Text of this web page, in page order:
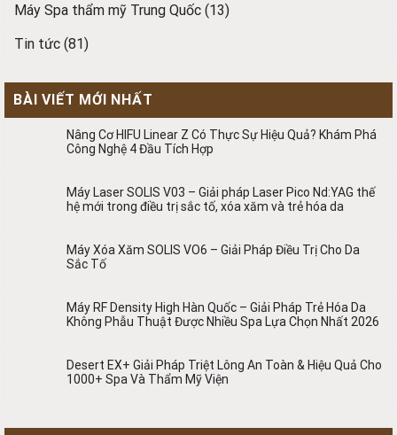
Máy Spa thẩm mỹ Trung Quốc (13)
Tin tức (81)
BÀI VIẾT MỚI NHẤT
Nâng Cơ HIFU Linear Z Có Thực Sự Hiệu Quả? Khám Phá
Công Nghệ 4 Đầu Tích Hợp
Máy Laser SOLIS V03 – Giải pháp Laser Pico Nd:YAG thế
hệ mới trong điều trị sắc tố, xóa xăm và trẻ hóa da
Máy Xóa Xăm SOLIS VO6 – Giải Pháp Điều Trị Cho Da
Sắc Tố
Máy RF Density High Hàn Quốc – Giải Pháp Trẻ Hóa Da
Không Phẫu Thuật Được Nhiều Spa Lựa Chọn Nhất 2026
Desert EX+ Giải Pháp Triệt Lông An Toàn & Hiệu Quả Cho
1000+ Spa Và Thẩm Mỹ Viện